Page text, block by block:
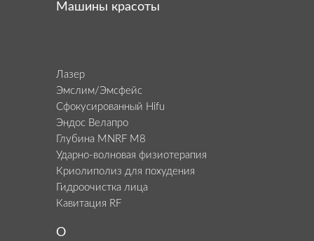
Машины красоты
Лазер
Эмслим/Эмсфейс
Сфокусированный Hifu
Эндос Велапро
Глубина MNRF M8
Ударно-волновая физиотерапия
Криолиполиз для похудения
Гидроочистка лица
Кавитация RF
О